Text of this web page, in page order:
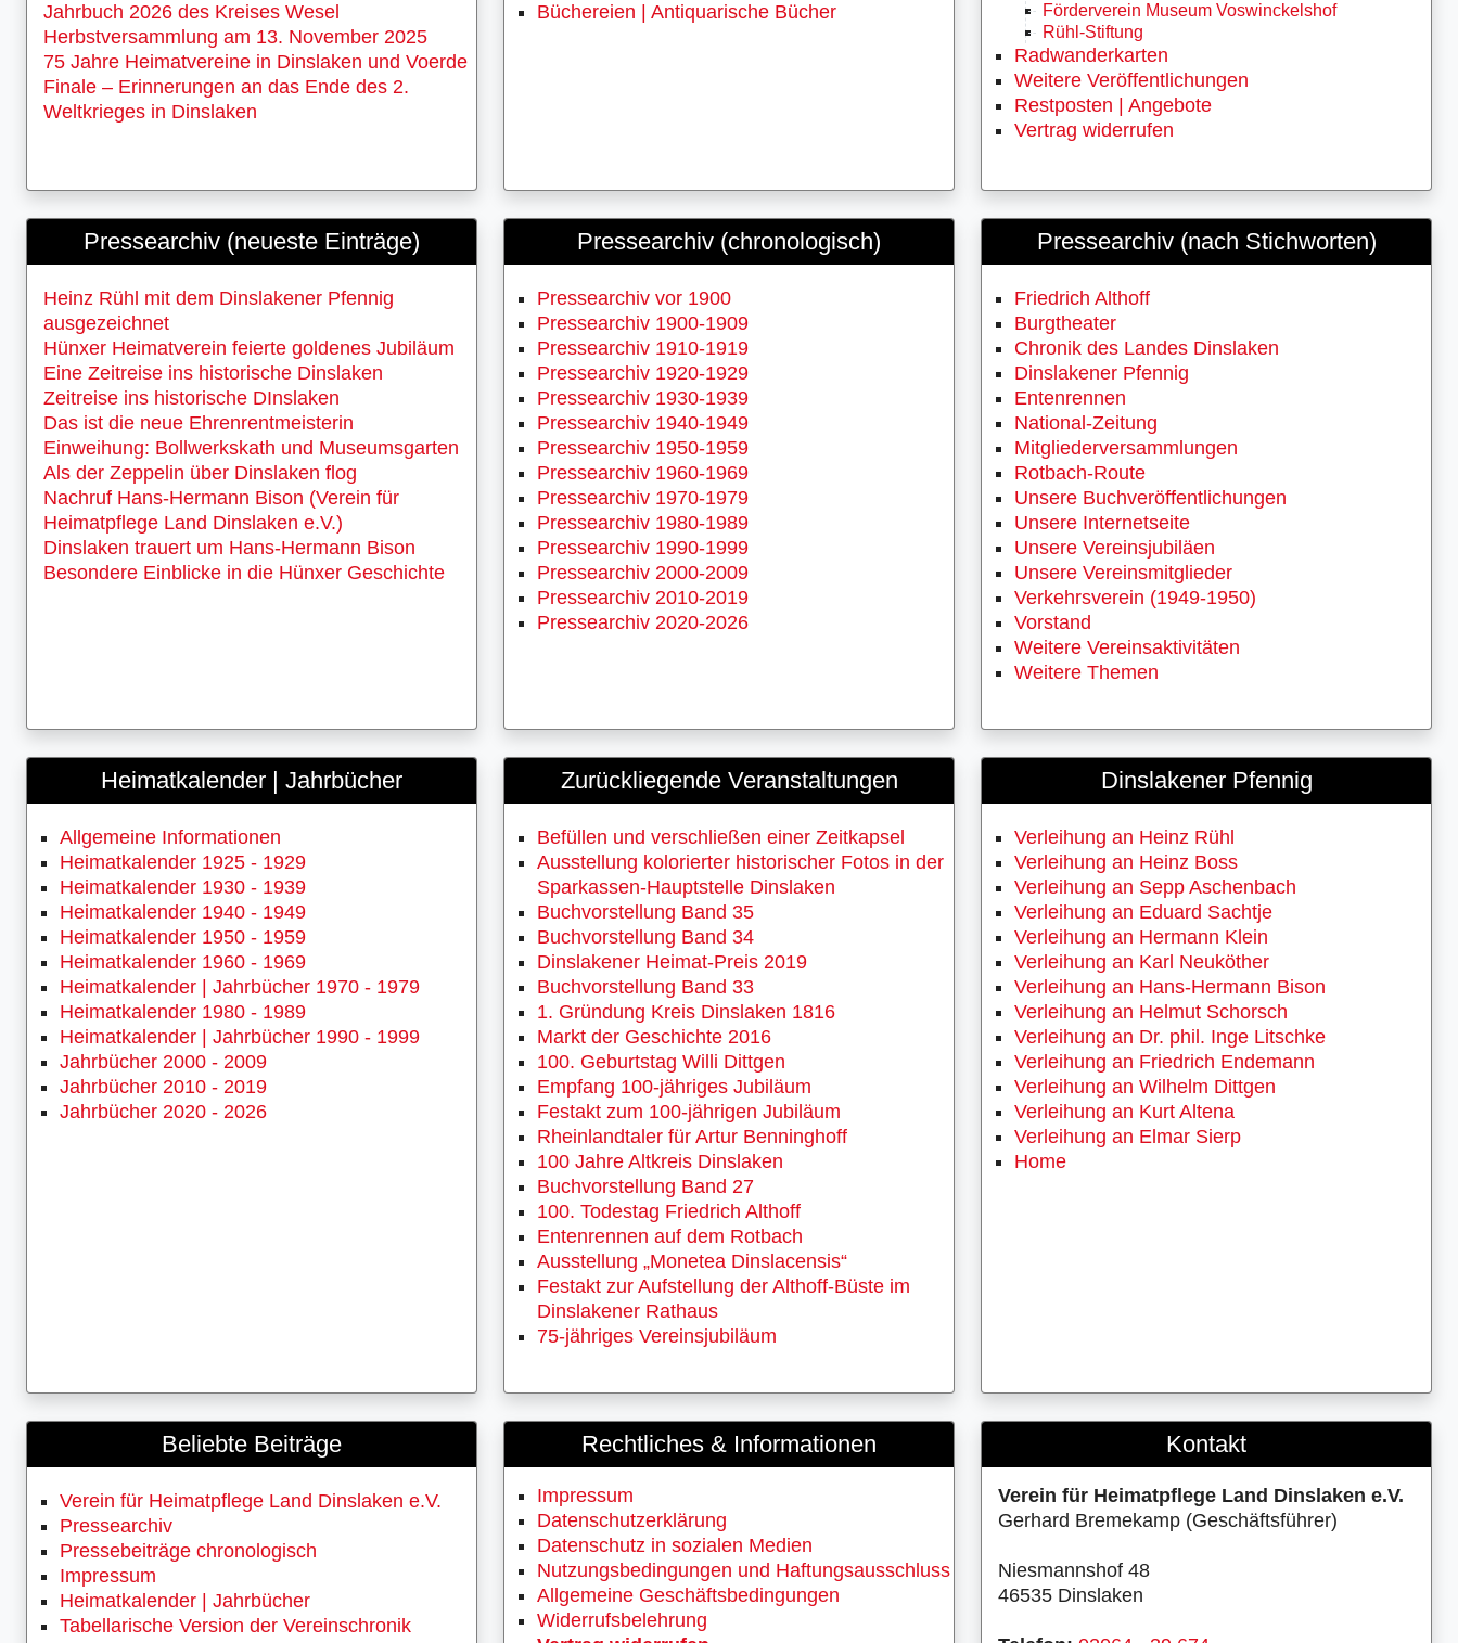
Jahrbuch 2026 des Kreises Wesel
Herbstversammlung am 13. November 2025
75 Jahre Heimatvereine in Dinslaken und Voerde
Finale – Erinnerungen an das Ende des 2.
Weltkrieges in Dinslaken
Büchereien | Antiquarische Bücher
Förderverein Museum Voswinckelshof
Rühl-Stiftung
Radwanderkarten
Weitere Veröffentlichungen
Restposten | Angebote
Vertrag widerrufen
Pressearchiv (neueste Einträge)
Heinz Rühl mit dem Dinslakener Pfennig
ausgezeichnet
Hünxer Heimatverein feierte goldenes Jubiläum
Eine Zeitreise ins historische Dinslaken
Zeitreise ins historische DInslaken
Das ist die neue Ehrenrentmeisterin
Einweihung: Bollwerkskath und Museumsgarten
Als der Zeppelin über Dinslaken flog
Nachruf Hans-Hermann Bison (Verein für
Heimatpflege Land Dinslaken e.V.)
Dinslaken trauert um Hans-Hermann Bison
Besondere Einblicke in die Hünxer Geschichte
Pressearchiv (chronologisch)
Pressearchiv vor 1900
Pressearchiv 1900-1909
Pressearchiv 1910-1919
Pressearchiv 1920-1929
Pressearchiv 1930-1939
Pressearchiv 1940-1949
Pressearchiv 1950-1959
Pressearchiv 1960-1969
Pressearchiv 1970-1979
Pressearchiv 1980-1989
Pressearchiv 1990-1999
Pressearchiv 2000-2009
Pressearchiv 2010-2019
Pressearchiv 2020-2026
Pressearchiv (nach Stichworten)
Friedrich Althoff
Burgtheater
Chronik des Landes Dinslaken
Dinslakener Pfennig
Entenrennen
National-Zeitung
Mitgliederversammlungen
Rotbach-Route
Unsere Buchveröffentlichungen
Unsere Internetseite
Unsere Vereinsjubiläen
Unsere Vereinsmitglieder
Verkehrsverein (1949-1950)
Vorstand
Weitere Vereinsaktivitäten
Weitere Themen
Heimatkalender | Jahrbücher
Allgemeine Informationen
Heimatkalender 1925 - 1929
Heimatkalender 1930 - 1939
Heimatkalender 1940 - 1949
Heimatkalender 1950 - 1959
Heimatkalender 1960 - 1969
Heimatkalender | Jahrbücher 1970 - 1979
Heimatkalender 1980 - 1989
Heimatkalender | Jahrbücher 1990 - 1999
Jahrbücher 2000 - 2009
Jahrbücher 2010 - 2019
Jahrbücher 2020 - 2026
Zurückliegende Veranstaltungen
Befüllen und verschließen einer Zeitkapsel
Ausstellung kolorierter historischer Fotos in der
Sparkassen-Hauptstelle Dinslaken
Buchvorstellung Band 35
Buchvorstellung Band 34
Dinslakener Heimat-Preis 2019
Buchvorstellung Band 33
1. Gründung Kreis Dinslaken 1816
Markt der Geschichte 2016
100. Geburtstag Willi Dittgen
Empfang 100-jähriges Jubiläum
Festakt zum 100-jährigen Jubiläum
Rheinlandtaler für Artur Benninghoff
100 Jahre Altkreis Dinslaken
Buchvorstellung Band 27
100. Todestag Friedrich Althoff
Entenrennen auf dem Rotbach
Ausstellung „Monetea Dinslacensis“
Festakt zur Aufstellung der Althoff-Büste im
Dinslakener Rathaus
75-jähriges Vereinsjubiläum
Dinslakener Pfennig
Verleihung an Heinz Rühl
Verleihung an Heinz Boss
Verleihung an Sepp Aschenbach
Verleihung an Eduard Sachtje
Verleihung an Hermann Klein
Verleihung an Karl Neuköther
Verleihung an Hans-Hermann Bison
Verleihung an Helmut Schorsch
Verleihung an Dr. phil. Inge Litschke
Verleihung an Friedrich Endemann
Verleihung an Wilhelm Dittgen
Verleihung an Kurt Altena
Verleihung an Elmar Sierp
Home
Beliebte Beiträge
Verein für Heimatpflege Land Dinslaken e.V.
Pressearchiv
Pressebeiträge chronologisch
Impressum
Heimatkalender | Jahrbücher
Tabellarische Version der Vereinschronik
Rechtliches & Informationen
Impressum
Datenschutzerklärung
Datenschutz in sozialen Medien
Nutzungsbedingungen und Haftungsausschluss
Allgemeine Geschäftsbedingungen
Widerrufsbelehrung
Kontakt
Verein für Heimatpflege Land Dinslaken e.V.
Gerhard Bremekamp (Geschäftsführer)
Niesmannshof 48
46535 Dinslaken